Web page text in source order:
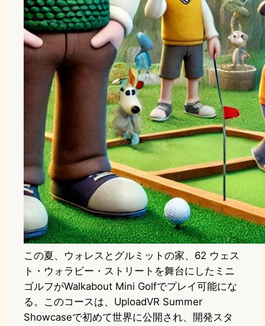
この夏、ウォレスとグルミットの家、62 ウェス
ト・ウォラビー・ストリートを舞台にしたミニ
ゴルフがWalkabout Mini Golfでプレイ可能にな
る。このコースは、UploadVR Summer
Showcaseで初めて世界に公開され、開発スタ